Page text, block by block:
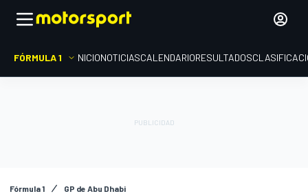
FÓRMULA 1 INICIONOTICIASCALENDARIORESULTADOS
Fórmula 1 GP de Abu Dhabi